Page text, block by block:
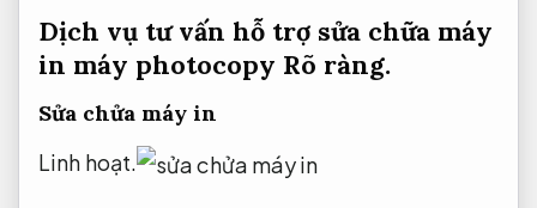
Dịch vụ tư vấn hỗ trợ sửa chữa máy
in máy photocopy Rõ ràng.
Sửa chửa máy in
Linh hoạt.